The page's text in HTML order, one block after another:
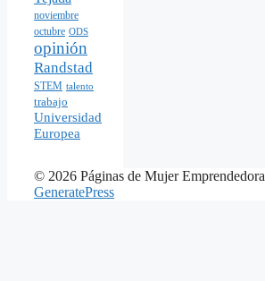
noviembre
octubre ODS
opinión
Randstad
STEM talento
trabajo
Universidad
Europea
© 2026 Páginas de Mujer Emprendedora
GeneratePress